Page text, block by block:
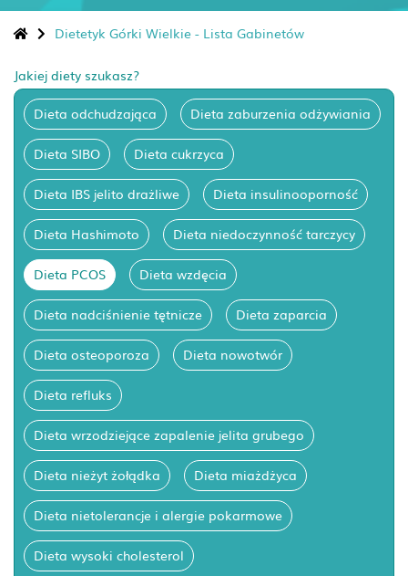
Dietetyk Górki Wielkie - Lista Gabinetów
Jakiej diety szukasz?
Dieta odchudzająca Dieta zaburzenia odżywiania
Dieta SIBO Dieta cukrzyca
Dieta IBS jelito drażliwe Dieta insulinooporność
Dieta Hashimoto Dieta niedoczynność tarczycy
Dieta PCOS Dieta wzdęcia
Dieta nadciśnienie tętnicze Dieta zaparcia
Dieta osteoporoza Dieta nowotwór
Dieta refluks
Dieta wrzodziejące zapalenie jelita grubego
Dieta nieżyt żołądka Dieta miażdżyca
Dieta nietolerancje i alergie pokarmowe
Dieta wysoki cholesterol